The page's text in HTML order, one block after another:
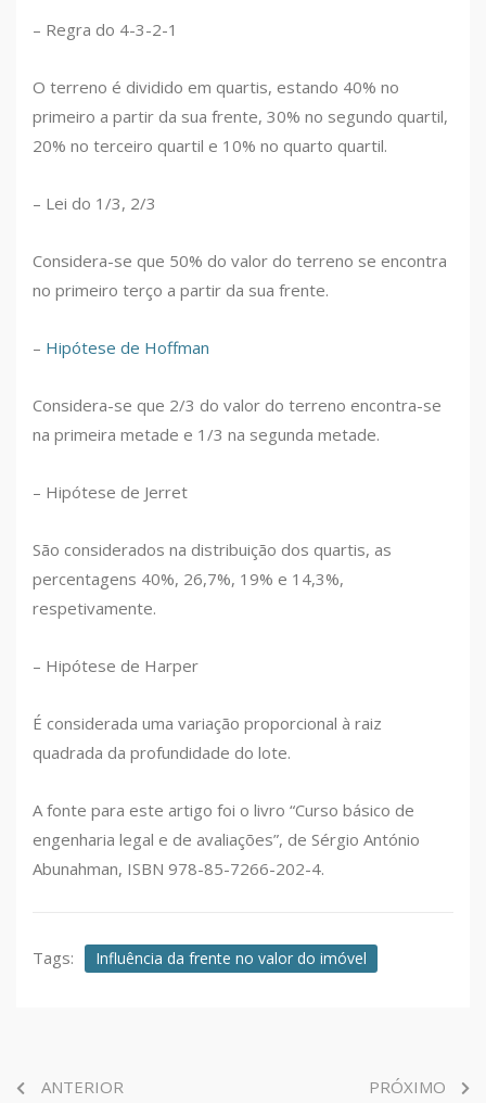
– Regra do 4-3-2-1
O terreno é dividido em quartis, estando 40% no
primeiro a partir da sua frente, 30% no segundo quartil,
20% no terceiro quartil e 10% no quarto quartil.
– Lei do 1/3, 2/3
Considera-se que 50% do valor do terreno se encontra
no primeiro terço a partir da sua frente.
– Hipótese de Hoffman
Considera-se que 2/3 do valor do terreno encontra-se
na primeira metade e 1/3 na segunda metade.
– Hipótese de Jerret
São considerados na distribuição dos quartis, as
percentagens 40%, 26,7%, 19% e 14,3%,
respetivamente.
– Hipótese de Harper
É considerada uma variação proporcional à raiz
quadrada da profundidade do lote.
A fonte para este artigo foi o livro “Curso básico de
engenharia legal e de avaliações”, de Sérgio António
Abunahman, ISBN 978-85-7266-202-4.
Tags: Influência da frente no valor do imóvel
ANTERIOR PRÓXIMO